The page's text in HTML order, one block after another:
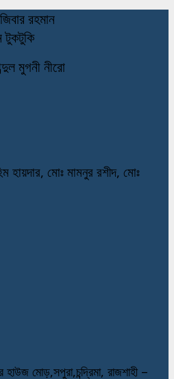
রহমান
টুকটুকি
মুগনী নীরো
মোঃ মামনুর রশীদ, মোঃ
হাউজ মোড়,সপুরা,চন্দ্রিমা, রাজশাহী –